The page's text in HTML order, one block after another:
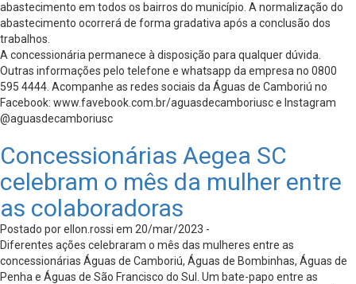
abastecimento em todos os bairros do município. A normalização do
abastecimento ocorrerá de forma gradativa após a conclusão dos
trabalhos.
A concessionária permanece à disposição para qualquer dúvida.
Outras informações pelo telefone e whatsapp da empresa no 0800
595 4444. Acompanhe as redes sociais da Águas de Camboriú no
Facebook: www.favebook.com.br/aguasdecamboriusc e Instagram
@aguasdecamboriusc
Concessionárias Aegea SC
celebram o mês da mulher entre
as colaboradoras
Postado por ellon.rossi em 20/mar/2023 -
Diferentes ações celebraram o mês das mulheres entre as
concessionárias Águas de Camboriú, Águas de Bombinhas, Águas de
Penha e Águas de São Francisco do Sul. Um bate-papo entre as